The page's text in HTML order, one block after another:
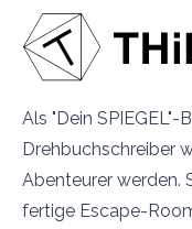
Als "Dein
Drehbuchschreiber
Abenteurer werden.
fertige Escape-